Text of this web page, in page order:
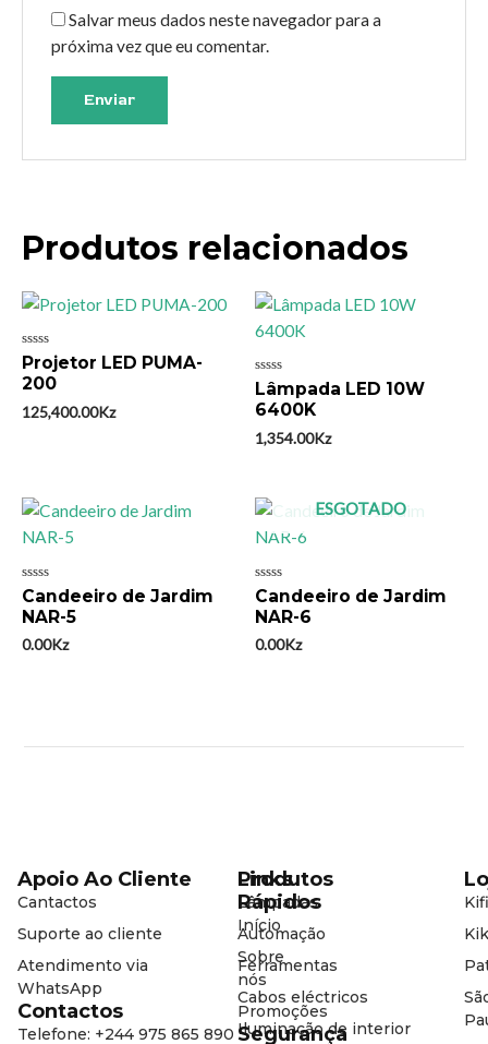
Salvar meus dados neste navegador para a
próxima vez que eu comentar.
Produtos relacionados
Avaliação
0
de
Projetor LED PUMA-
200
125,400.00Kz
Avaliação
0
de
Lâmpada LED 10W
6400K
1,354.00Kz
Avaliação
0
de
5
Candeeiro de Jardim
NAR-5
0.00Kz
ESGOTADO
Avaliação
0
de
5
Candeeiro de Jardim
NAR-6
0.00Kz
Produtos
Lâmpadas
Automação
Ferramentas
Cabos eléctricos
Iluminação de interior
Links
Rápidos
Início
Sobre
nós
Promoções
Segurança
Apoio Ao Cliente
Cantactos
Suporte ao cliente
Atendimento via
WhatsApp
Contactos
Telefone: +244 975 865 890